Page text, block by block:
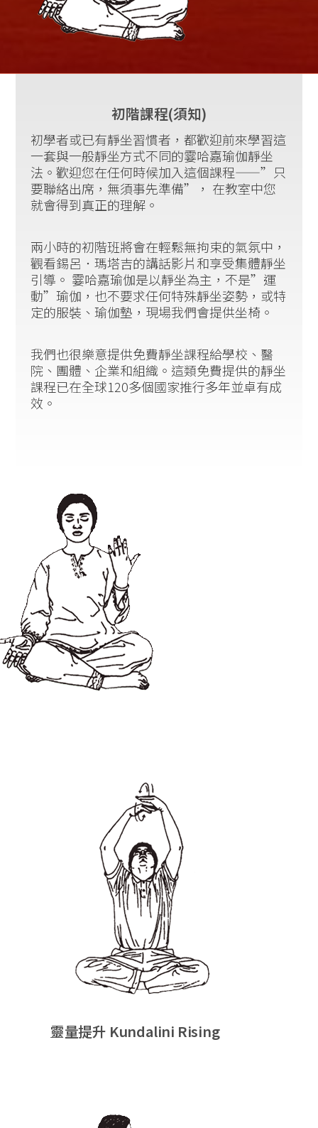
初階課程(須知)
初學者或已有靜坐習慣者，都歡迎前來學習這
一套與一般靜坐方式不同的霎哈嘉瑜伽靜坐
法。歡迎您在任何時候加入這個課程——”只
要聯絡出席，無須事先準備”， 在教室中您
就會得到真正的理解。
兩小時的初階班將會在輕鬆無拘束的氣氛中，
觀看錫呂．瑪塔吉的講話影片和享受集體靜坐
引導。 霎哈嘉瑜伽是以靜坐為主，不是”運
動”瑜伽，也不要求任何特殊靜坐姿勢，或特
定的服裝、瑜伽墊，現場我們會提供坐椅。
我們也很樂意提供免費靜坐課程給學校、醫
院、團體、企業和組織。這類免費提供的靜坐
課程已在全球120多個國家推行多年並卓有成
效。
靈量提升 Kundalini Rising